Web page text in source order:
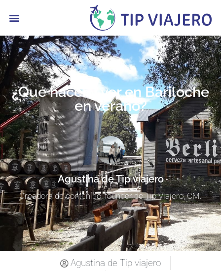
¿Qué hacer y ver en Bariloche
en verano?
Agustina de Tip viajero
Creadora de contenido, founder de Tip Viajero, CM.
Agustina de Tip viajero